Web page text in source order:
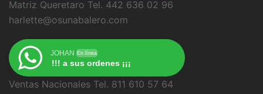
Matriz Queretaro Tel. 442 636 02 96
harlette@osunabalero.com
JOHAN En línea
!!! a sus ordenes ¡¡¡
Ventas Nacionales Tel. 811 610 57 64